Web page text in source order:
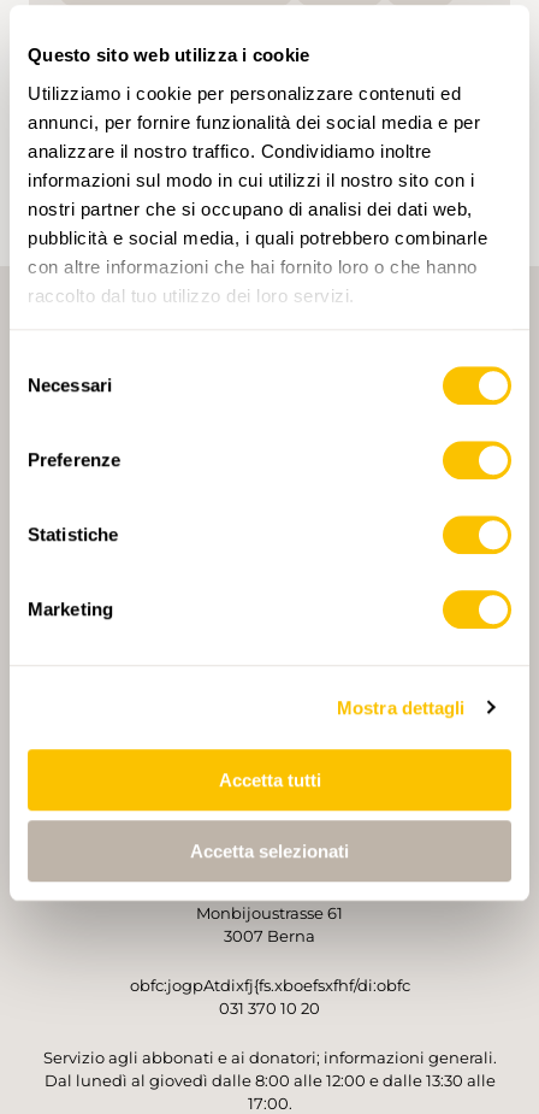
Questo sito web utilizza i cookie
Utilizziamo i cookie per personalizzare contenuti ed
annunci, per fornire funzionalità dei social media e per
analizzare il nostro traffico. Condividiamo inoltre
informazioni sul modo in cui utilizzi il nostro sito con i
nostri partner che si occupano di analisi dei dati web,
pubblicità e social media, i quali potrebbero combinarle
con altre informazioni che hai fornito loro o che hanno
raccolto dal tuo utilizzo dei loro servizi.
delNecessari
Preferenze
Statistiche
Marketing
Mostra dettagli
Accetta tutti
Accetta selezionati
Cliccando su un tag, puoi aggiungerlo al tuo
account e ottenere contenuti personalizzati in base
ai tuoi interessi. I tag possono essere salvati solo in
un account.
PARTNER PRINCIPALE E PARTNER DI TRASPORTO
GESTORE
Monbijoustrasse 61
3007 Berna
obfc:jogpAtdixfj{fs.xboefsxfhf/di:obfc
031 370 10 20
Servizio agli abbonati e ai donatori; informazioni generali.
Dal lunedì al giovedì dalle 8:00 alle 12:00 e dalle 13:30 alle
17:00.